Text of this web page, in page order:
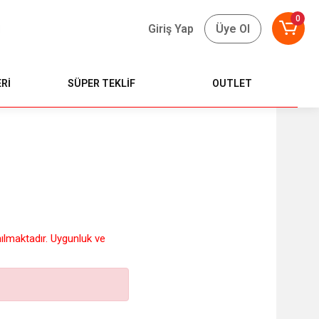
Giriş Yap Üye Ol
0
SÜPER TEKLİF OUTLET
Uygunluk ve